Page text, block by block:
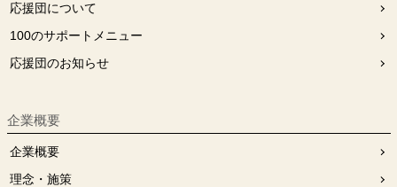
応援団について
100のサポートメニュー
応援団のお知らせ
企業概要
企業概要
理念・施策